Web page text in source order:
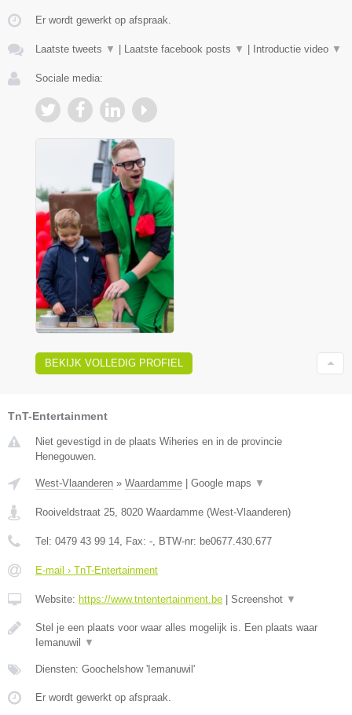
Er wordt gewerkt op afspraak.
Laatste tweets ▼ | Laatste facebook posts ▼ | Introductie video ▼
Sociale media:
BEKIJK VOLLEDIG PROFIEL
TnT-Entertainment
Niet gevestigd in de plaats Wiheries en in de provincie
Henegouwen.
West-Vlaanderen » Waardamme Google maps ▼
Rooiveldstraat 25 8020 Waardamme (West-Vlaanderen)
Tel: 0479 43 99 14 , Fax: - , BTW-nr: be0677.430.677
E-mail › TnT-Entertainment
Website: https://www.tntentertainment.be Screenshot ▼
Stel je een plaats voor waar alles mogelijk is. Een plaats waar
Iemanuwil
▼
Diensten: Goochelshow 'Iemanuwil'
Er wordt gewerkt op afspraak.